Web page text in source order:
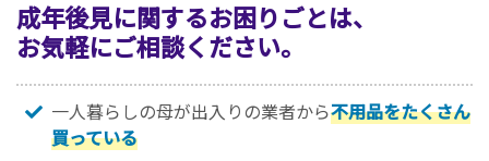
成年後見に関するお困りごとは、
お気軽にご相談ください。
一人暮らしの母が出入りの業者から不用品をたくさん
買っている